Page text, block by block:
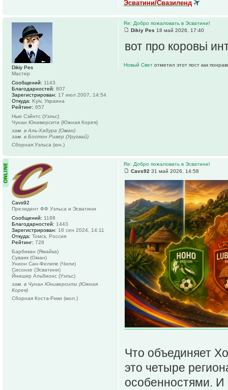
Эсватини/Свазиленд
Re: Добро пожаловать в Эсватини!
Dikiy Pes 18 май 2026, 17:40
вот про коровьі
Новый Свет отметил этот пост как
Dikiy Pes
Мастер
Сообщений: 1143
Благодарностей: 807
Зарегистрирован: 17 июл 2007, 14:54
Откуда: Kyiv, Украина
Рейтинг: 657
Нью Сэйнтс (Уэльс)
Чунан Юниверсити (Южная Корея)
зам. в Аль-Хабура (Оман)
зам. в Бостон Ривер (Уругвай)
Сборная Уэльса (юн.)
Re: Добро пожаловать в Эсватини!
Cavs92 31 май 2026, 14:58
Что объединяет
это четыре
особенностями. И
Cavs92
Президент ФФ Уэльса и Эсватини
Сообщений: 1188
Благодарностей: 1443
Зарегистрирован: 16 сен 2024, 14:11
Откуда: Томск, Россия
Рейтинг: 728
Барбикан (Ямайка)
Суваик (Оман)
Унион Сан-Фелипе (Чили)
Сисонхе (Эсватини)
Йнишир Альбионс (Уэльс)
зам. в Чунан Юниверсити (Южная
Корея)
Сборная Коста-Рики (мол.)